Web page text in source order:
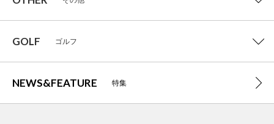
GOLF ゴルフ
NEWS&FEATURE 特集